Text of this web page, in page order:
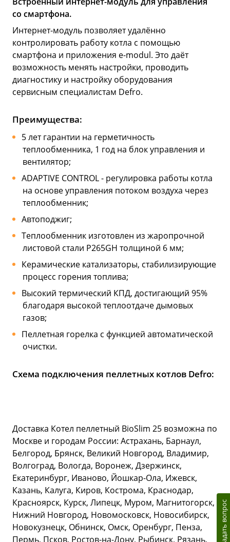
со смартфона.
Интернет-модуль позволяет удалённо
контролировать работу котла с помощью
смартфона и приложения e-modul. Это даёт
возможность менять настройки, проводить
диагностику и настройку оборудования
сервисным специалистам Defro.
Преимущества:
5 лет гарантии на герметичность
теплообменника, 1 год на блок управления и
вентилятор;
ADAPTIVE CONTROL - регулировка работы котла
на основе управления потоком воздуха через
теплообменник;
Автоподжиг;
Теплообменник изготовлен из жаропрочной
листовой стали P265GH толщиной 6 мм;
Керамические катализаторы, стабилизирующие
процесс горения топлива;
Высокий термический КПД, достигающий 95%
благодаря высокой теплоотдаче дымовых
газов;
Пеллетная горелка с функцией автоматической
очистки.
Схема подключения пеллетных котлов Defro:
Доставка Котел пеллетный BioSlim 25 возможна по
Москве и городам России: Астрахань, Барнаул,
Белгород, Брянск, Великий Новгород, Владимир,
Волгоград, Вологда, Воронеж, Дзержинск,
Екатеринбург, Иваново, Йошкар-Ола, Ижевск,
Казань, Калуга, Киров, Кострома, Краснодар,
Красноярск, Курск, Липецк, Муром, Магнитогорск,
Нижний Новгород, Новомосковск, Новосибирск,
Новокузнецк, Обнинск, Омск, Оренбург, Пенза,
Пермь, Псков, Ростов-на-Дону, Рыбинск, Рязань,
Задать вопрос